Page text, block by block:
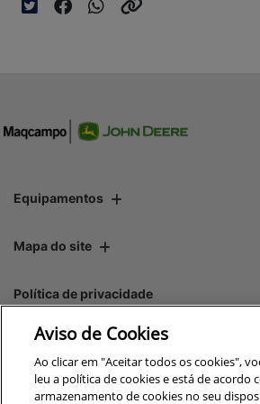
Equipamentos
Mapa do site
Política de privacidade
CNPJ: 00.970.771/
Aviso de Cookies
Ao clicar em "Aceitar todos os cookies",
leu a política de cookies e está de acordo
armazenamento de cookies no seu